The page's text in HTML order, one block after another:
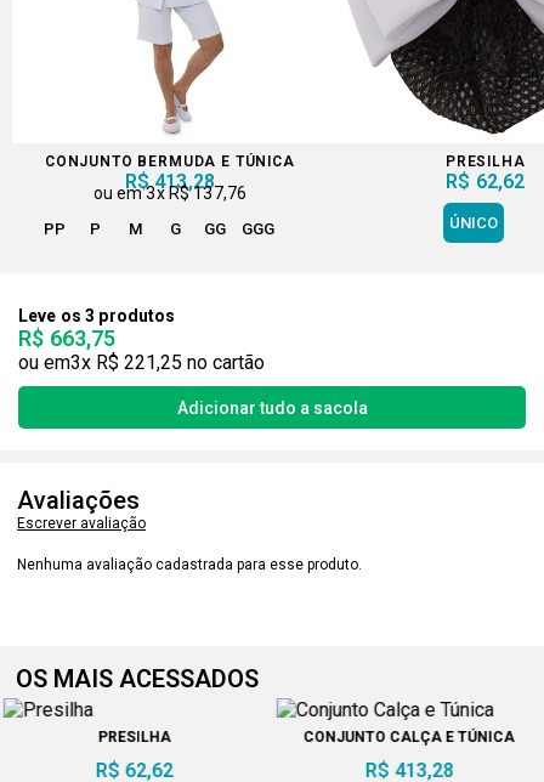
CONJUNTO BERMUDA E TÚNICA
R$ 413,28
3x R$ 137,76
PP P M G GG GGG
PRESILHA
R$ 62,62
ÚNICO
Leve os 3 produtos
R$ 663,75
3x R$ 221,25
Avaliações
Escrever avaliação
Nenhuma avaliação cadastrada para esse produto.
OS MAIS ACESSADOS
PRESILHA
R$ 62,62
CONJUNTO CALÇA E TÚNICA
R$ 413,28